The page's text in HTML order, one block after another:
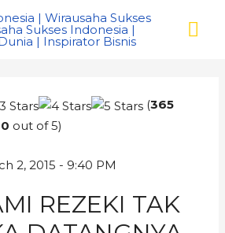
(365
out of 5)
2, 2015 - 9:40 PM
REZEKI TAK